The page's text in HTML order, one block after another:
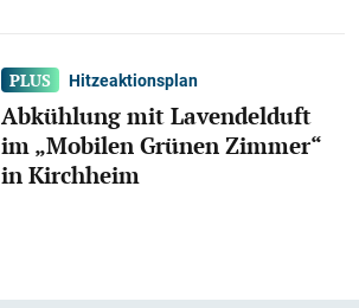
Hitzeaktionsplan
Abkühlung mit Lavendelduft
im „Mobilen Grünen Zimmer“
in Kirchheim